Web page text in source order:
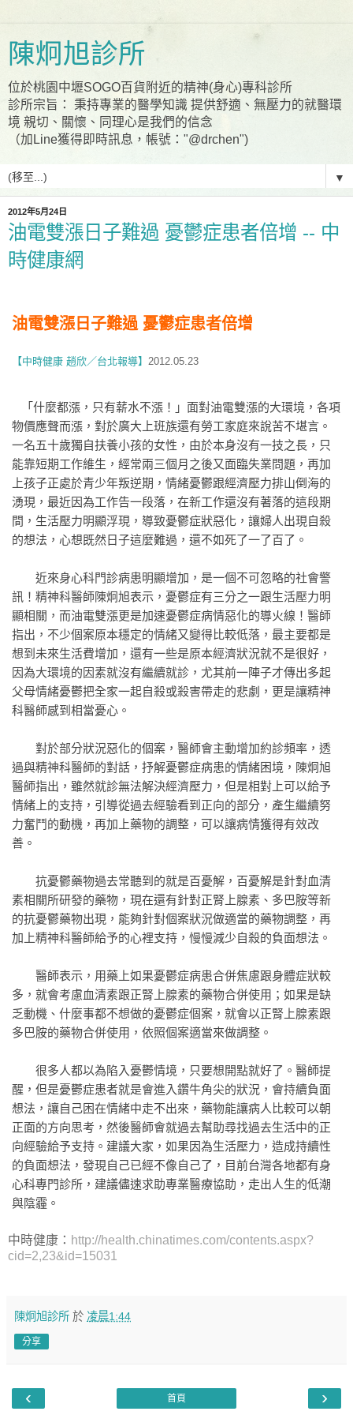
陳炯旭診所
位於桃園中壢SOGO百貨附近的精神(身心)專科診所
診所宗旨： 秉持專業的醫學知識 提供舒適、無壓力的就醫環
境 親切、關懷、同理心是我們的信念
（加Line獲得即時訊息，帳號："@drchen")
▼
2012年5月24日
油電雙漲日子難過 憂鬱症患者倍增 -- 中
時健康網
油電雙漲日子難過 憂鬱症患者倍增
【中時健康 趙欣／台北報導】 2012.05.23
「什麼都漲，只有薪水不漲！」面對油電雙漲的大環境，各項
物價應聲而漲，對於廣大上班族還有勞工家庭來說苦不堪言。
一名五十歲獨自扶養小孩的女性，由於本身沒有一技之長，只
能靠短期工作維生，經常兩三個月之後又面臨失業問題，再加
上孩子正處於青少年叛逆期，情緒憂鬱跟經濟壓力排山倒海的
湧現，最近因為工作告一段落，在新工作還沒有著落的這段期
間，生活壓力明顯浮現，導致憂鬱症狀惡化，讓婦人出現自殺
的想法，心想既然日子這麼難過，還不如死了一了百了。
近來身心科門診病患明顯增加，是一個不可忽略的社會警
訊！精神科醫師陳炯旭表示，憂鬱症有三分之一跟生活壓力明
顯相關，而油電雙漲更是加速憂鬱症病情惡化的導火線！醫師
指出，不少個案原本穩定的情緒又變得比較低落，最主要都是
想到未來生活費增加，還有一些是原本經濟狀況就不是很好，
因為大環境的因素就沒有繼續就診，尤其前一陣子才傳出多起
父母情緒憂鬱把全家一起自殺或殺害帶走的悲劇，更是讓精神
科醫師感到相當憂心。
對於部分狀況惡化的個案，醫師會主動增加約診頻率，透
過與精神科醫師的對話，抒解憂鬱症病患的情緒困境，陳炯旭
醫師指出，雖然就診無法解決經濟壓力，但是相對上可以給予
情緒上的支持，引導從過去經驗看到正向的部分，產生繼續努
力奮鬥的動機，再加上藥物的調整，可以讓病情獲得有效改
善。
抗憂鬱藥物過去常聽到的就是百憂解，百憂解是針對血清
素相關所研發的藥物，現在還有針對正腎上腺素、多巴胺等新
的抗憂鬱藥物出現，能夠針對個案狀況做適當的藥物調整，再
加上精神科醫師給予的心裡支持，慢慢減少自殺的負面想法。
醫師表示，用藥上如果憂鬱症病患合併焦慮跟身體症狀較
多，就會考慮血清素跟正腎上腺素的藥物合併使用；如果是缺
乏動機、什麼事都不想做的憂鬱症個案，就會以正腎上腺素跟
多巴胺的藥物合併使用，依照個案適當來做調整。
很多人都以為陷入憂鬱情境，只要想開點就好了。醫師提
醒，但是憂鬱症患者就是會進入鑽牛角尖的狀況，會持續負面
想法，讓自己困在情緒中走不出來，藥物能讓病人比較可以朝
正面的方向思考，然後醫師會就過去幫助尋找過去生活中的正
向經驗給予支持。建議大家，如果因為生活壓力，造成持續性
的負面想法，發現自己已經不像自己了，目前台灣各地都有身
心科專門診所，建議儘速求助專業醫療協助，走出人生的低潮
與陰霾。
中時健康： http://health.chinatimes.com/contents.aspx?
cid=2,23&id=15031
陳炯旭診所 於 凌晨1:44
分享
‹ ›
首頁